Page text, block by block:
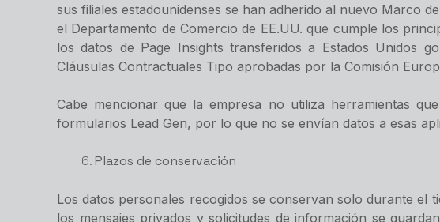
sus filiales estadounidenses se han adherido al nuevo Marco
el Departamento de Comercio de EE.UU. que cumple los
los datos de Page Insights transferidos a Estados Unidos
Cláusulas Contractuales Tipo aprobadas por la Comisión
Cabe mencionar que la empresa no utiliza herramientas
formularios Lead Gen, por lo que no se envían datos a esas
Plazos de conservación
Los datos personales recogidos se conservan solo durante el
los mensajes privados y solicitudes de información se